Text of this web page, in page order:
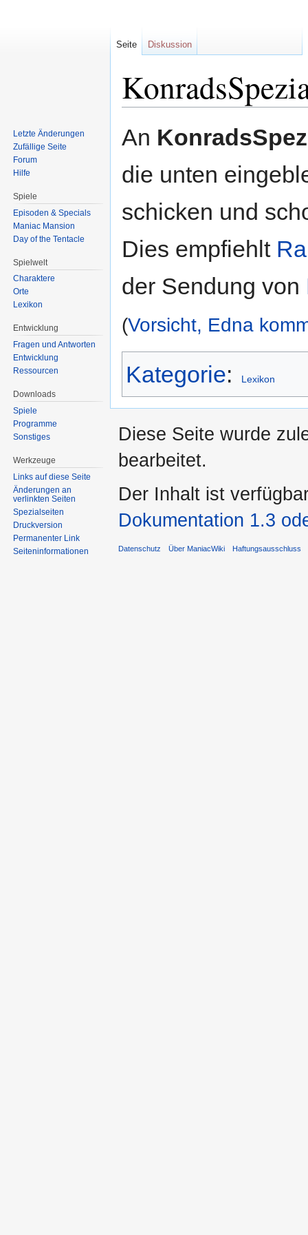
Navigation
Suche
An
die unten
schicken und
Dies empfiehlt
der Sendung von
(Vorsicht, Edna
Kategorie: Lexikon
Seite Diskussion
Letzte Änderungen
Zufällige Seite
Forum
Hilfe
Spiele
Episoden & Specials
Maniac Mansion
Day of the Tentacle
Spielwelt
Charaktere
Orte
Lexikon
Entwicklung
Fragen und Antworten
Entwicklung
Ressourcen
Downloads
Spiele
Programme
Sonstiges
Werkzeuge
Links auf diese Seite
Änderungen an
verlinkten Seiten
Spezialseiten
Druckversion
Permanenter Link
Seiten­informationen
Diese Seite wurde
bearbeitet.
Der Inhalt ist
Dokumentation 1.3
Datenschutz Über ManiacWiki Haftungsausschluss